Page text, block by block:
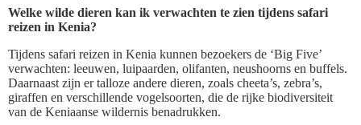
Welke wilde dieren kan ik verwachten te zien tijdens safari
reizen in Kenia?
Tijdens safari reizen in Kenia kunnen bezoekers de ‘Big Five’
verwachten: leeuwen, luipaarden, olifanten, neushoorns en buffels.
Daarnaast zijn er talloze andere dieren, zoals cheeta’s, zebra’s,
giraffen en verschillende vogelsoorten, die de rijke biodiversiteit
van de Keniaanse wildernis benadrukken.